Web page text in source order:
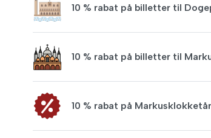
10 % rabat på billetter til
10 % rabat på billetter til
10 % rabat på